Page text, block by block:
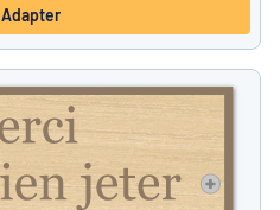
Adapter